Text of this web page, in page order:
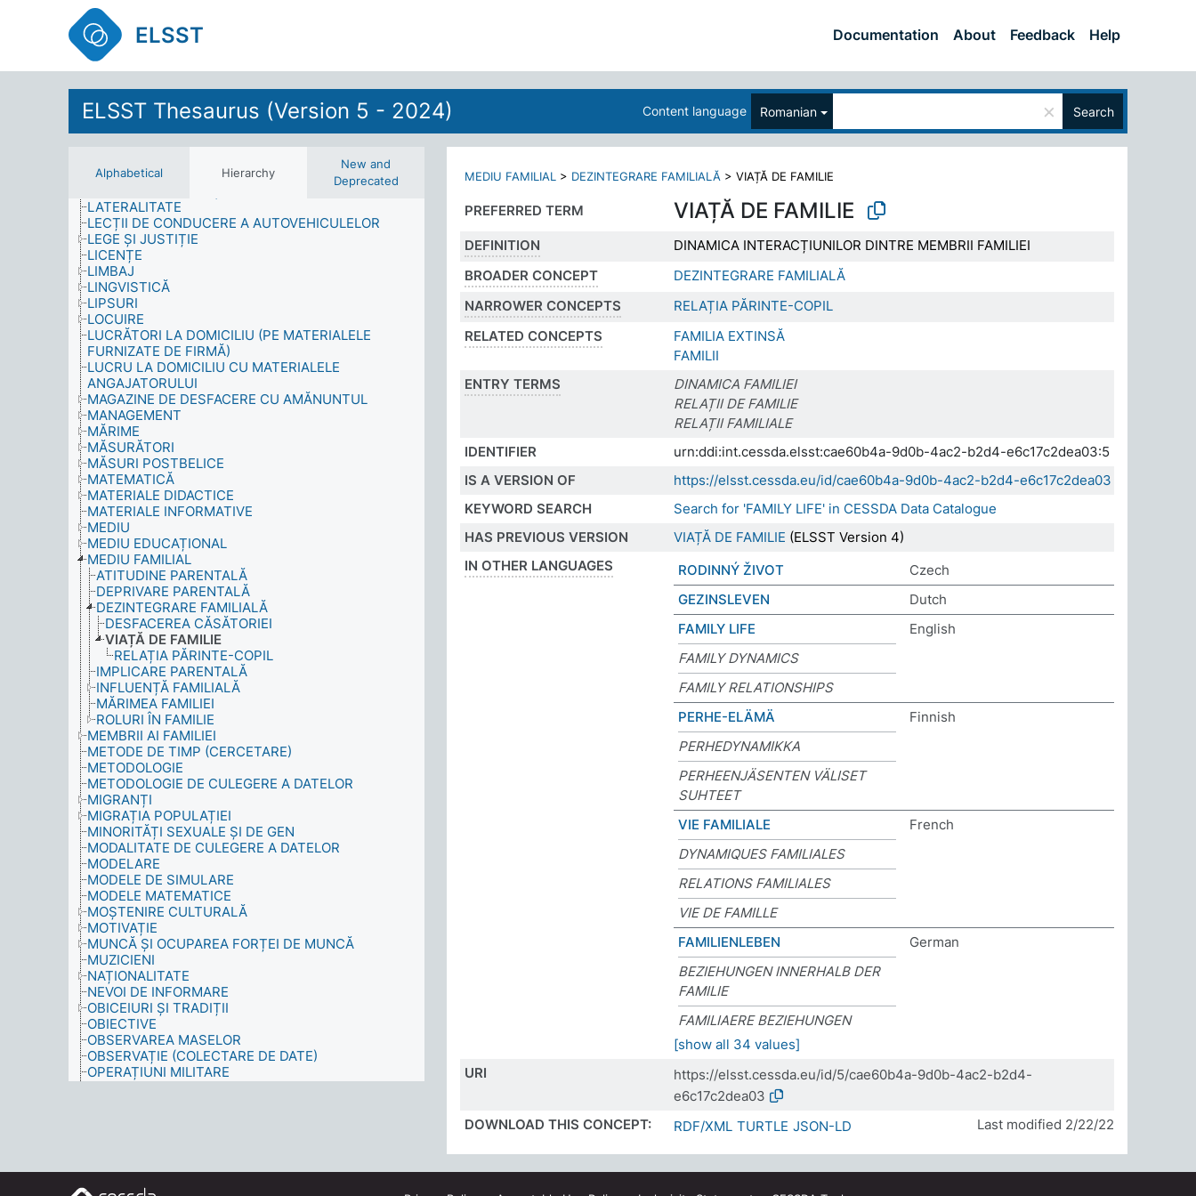
ELSST Documentation About Feedback Help
ELSST Thesaurus (Version 5 - 2024) Content language Romanian × Search
Alphabetical Hierarchy
New and
Deprecated
INFRASTRUCTURĂ
INFRASTRUCTURĂ TEHNICĂ
INSTITUȚII POLITICE
INTEGRARE
ÎNTREȚINERE
ÎNVĂȚARE
ISTORIE NATURALĂ
ISTORII DE VIAȚĂ
LATERALITATE
LECȚII DE CONDUCERE A AUTOVEHICULELOR
LEGE ȘI JUSTIȚIE
LICENȚE
LIMBAJ
LINGVISTICĂ
LIPSURI
LOCUIRE
LUCRĂTORI LA DOMICILIU (PE MATERIALELE
FURNIZATE DE FIRMĂ)
LUCRU LA DOMICILIU CU MATERIALELE
ANGAJATORULUI
MAGAZINE DE DESFACERE CU AMĂNUNTUL
MANAGEMENT
MĂRIME
MĂSURĂTORI
MĂSURI POSTBELICE
MATEMATICĂ
MATERIALE DIDACTICE
MATERIALE INFORMATIVE
MEDIU
MEDIU EDUCAȚIONAL
MEDIU FAMILIAL
ATITUDINE PARENTALĂ
DEPRIVARE PARENTALĂ
DEZINTEGRARE FAMILIALĂ
DESFACEREA CĂSĂTORIEI
VIAȚĂ DE FAMILIE
RELAȚIA PĂRINTE-COPIL
IMPLICARE PARENTALĂ
INFLUENȚĂ FAMILIALĂ
MĂRIMEA FAMILIEI
ROLURI ÎN FAMILIE
MEMBRII AI FAMILIEI
METODE DE TIMP (CERCETARE)
METODOLOGIE
METODOLOGIE DE CULEGERE A DATELOR
MIGRANȚI
MIGRAȚIA POPULAȚIEI
MINORITĂȚI SEXUALE ȘI DE GEN
MODALITATE DE CULEGERE A DATELOR
MODELARE
MODELE DE SIMULARE
MODELE MATEMATICE
MOȘTENIRE CULTURALĂ
MOTIVAȚIE
MUNCĂ ȘI OCUPAREA FORȚEI DE MUNCĂ
MUZICIENI
NAȚIONALITATE
NEVOI DE INFORMARE
OBICEIURI ȘI TRADIȚII
OBIECTIVE
OBSERVAREA MASELOR
OBSERVAȚIE (COLECTARE DE DATE)
OPERAȚIUNI MILITARE
POLITICĂ
MEDIU FAMILIAL > DEZINTEGRARE FAMILIALĂ > VIAȚĂ DE FAMILIE
PREFERRED TERM VIAȚĂ DE FAMILIE
DEFINITION
DINAMICA INTERACȚIUNILOR DINTRE MEMBRII FAMILIEI
BROADER CONCEPT
DEZINTEGRARE FAMILIALĂ
NARROWER CONCEPTS
RELAȚIA PĂRINTE-COPIL
RELATED CONCEPTS
FAMILIA EXTINSĂ
FAMILII
ENTRY TERMS
DINAMICA FAMILIEI
RELAȚII DE FAMILIE
RELAȚII FAMILIALE
IDENTIFIER
urn:ddi:int.cessda.elsst:cae60b4a-9d0b-4ac2-b2d4-e6c17c2dea03:5
IS A VERSION OF
https://elsst.cessda.eu/id/cae60b4a-9d0b-4ac2-b2d4-e6c17c2dea03
KEYWORD SEARCH
Search for 'FAMILY LIFE' in CESSDA Data Catalogue
HAS PREVIOUS VERSION
VIAȚĂ DE FAMILIE (ELSST Version 4)
IN OTHER LANGUAGES
RODINNÝ ŽIVOT
Czech
GEZINSLEVEN
Dutch
FAMILY LIFE
English
FAMILY DYNAMICS
FAMILY RELATIONSHIPS
PERHE-ELÄMÄ
Finnish
PERHEDYNAMIKKA
PERHEENJÄSENTEN VÄLISET
SUHTEET
VIE FAMILIALE
French
DYNAMIQUES FAMILIALES
RELATIONS FAMILIALES
VIE DE FAMILLE
FAMILIENLEBEN
German
BEZIEHUNGEN INNERHALB DER
FAMILIE
FAMILIAERE BEZIEHUNGEN
[show all 34 values]
URI
https://elsst.cessda.eu/id/5/cae60b4a-9d0b-4ac2-b2d4-
e6c17c2dea03
DOWNLOAD THIS CONCEPT:
RDF/XML TURTLE JSON-LD Last modified 2/22/22